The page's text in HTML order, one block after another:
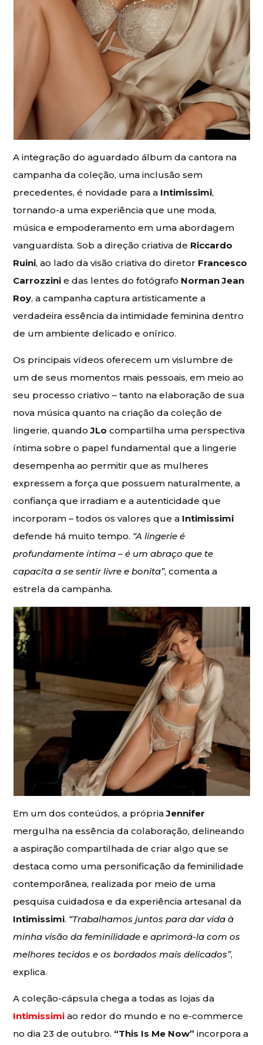
A integração do aguardado álbum da cantora na
campanha da coleção, uma inclusão sem
precedentes, é novidade para a Intimissimi,
tornando-a uma experiência que une moda,
música e empoderamento em uma abordagem
vanguardista. Sob a direção criativa de Riccardo
Ruini, ao lado da visão criativa do diretor Francesco
Carrozzini e das lentes do fotógrafo Norman Jean
Roy, a campanha captura artisticamente a
verdadeira essência da intimidade feminina dentro
de um ambiente delicado e onírico.
Os principais vídeos oferecem um vislumbre de
um de seus momentos mais pessoais, em meio ao
seu processo criativo – tanto na elaboração de sua
nova música quanto na criação da coleção de
lingerie, quandoJLo compartilha uma perspectiva
íntima sobre o papel fundamental que a lingerie
desempenha ao permitir que as mulheres
expressem a força que possuem naturalmente, a
confiança que irradiam e a autenticidade que
incorporam – todos os valores que a Intimissimi
defende há muito tempo. “A lingerie é
profundamente íntima – é um abraço que te
capacita a se sentir livre e bonita”, comenta a
estrela da campanha.
Em um dos conteúdos, a própriaJennifer
mergulha na essência da colaboração, delineando
a aspiração compartilhada de criar algo que se
destaca como uma personificação da feminilidade
contemporânea, realizada por meio de uma
pesquisa cuidadosa e da experiência artesanal da
Intimissimi. “Trabalhamos juntos para dar vida à
minha visão da feminilidade e aprimorá-la com os
melhores tecidos e os bordados mais delicados”,
explica.
A coleção-cápsula chega a todas as lojas da
Intimissimi ao redor do mundo e no e-commerce
no dia 23 de outubro. “This Is Me Now”incorpora a